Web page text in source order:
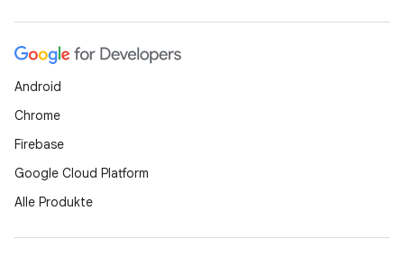
Android
Chrome
Firebase
Google Cloud Platform
Alle Produkte